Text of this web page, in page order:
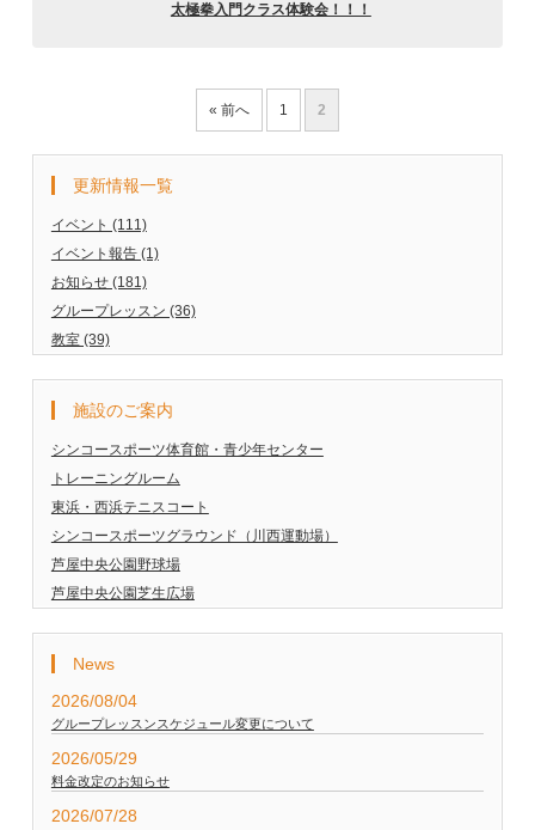
太極拳入門クラス体験会！！！
« 前へ 1 2
更新情報一覧
イベント (111)
イベント報告 (1)
お知らせ (181)
グループレッスン (36)
教室 (39)
施設のご案内
シンコースポーツ体育館・青少年センター
トレーニングルーム
東浜・西浜テニスコート
シンコースポーツグラウンド（川西運動場）
芦屋中央公園野球場
芦屋中央公園芝生広場
News
2026/08/04
グループレッスンスケジュール変更について
2026/05/29
料金改定のお知らせ
2026/07/28